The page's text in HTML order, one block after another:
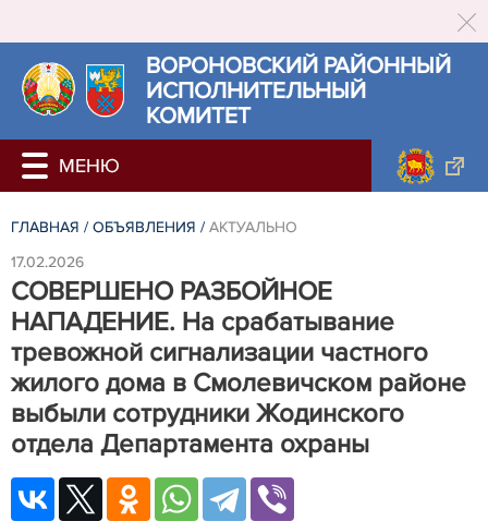
ВОРОНОВСКИЙ РАЙОННЫЙ
ИСПОЛНИТЕЛЬНЫЙ
КОМИТЕТ
ГЛАВНАЯ / ОБЪЯВЛЕНИЯ / АКТУАЛЬНО
17.02.2026
СОВЕРШЕНО РАЗБОЙНОЕ
НАПАДЕНИЕ. На срабатывание
тревожной сигнализации частного
жилого дома в Смолевичском районе
выбыли сотрудники Жодинского
отдела Департамента охраны